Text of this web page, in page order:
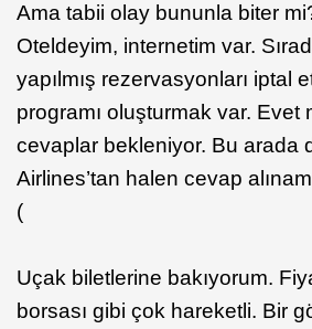
Ama tabii olay bununla biter
Oteldeyim, internetim var.
yapılmış rezervasyonları iptal
programı oluşturmak var. Evet
cevaplar bekleniyor. Bu arada
Airlines’tan halen cevap
(
Uçak biletlerine bakıyorum.
borsası gibi çok hareketli. Bir